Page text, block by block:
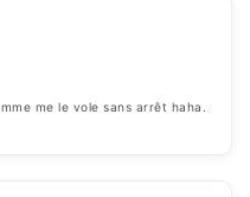
me le vole sans arrêt haha.